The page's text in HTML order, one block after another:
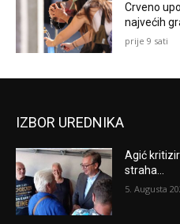
Crveno
najvećih
prije 9 sati
IZBOR UREDNIKA
Agić
straha...
5. Augusta